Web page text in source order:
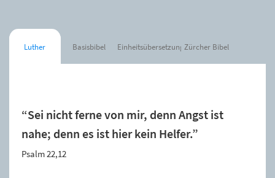
Luther Basisbibel Einheitsübersetzung Zürcher Bibel
“Sei nicht ferne von mir, denn Angst ist
nahe; denn es ist hier kein Helfer.”
Psalm 22,12